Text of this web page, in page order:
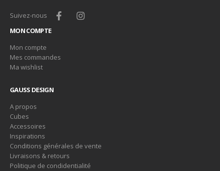
Suivez-nous
MON COMPTE
Mon compte
Mes commandes
Ma wishlist
GAUSS DESIGN
A propos
Cubes
Accessoires
Inspirations
Conditions générales de vente
Livraisons & retours
Politique de condidentialité